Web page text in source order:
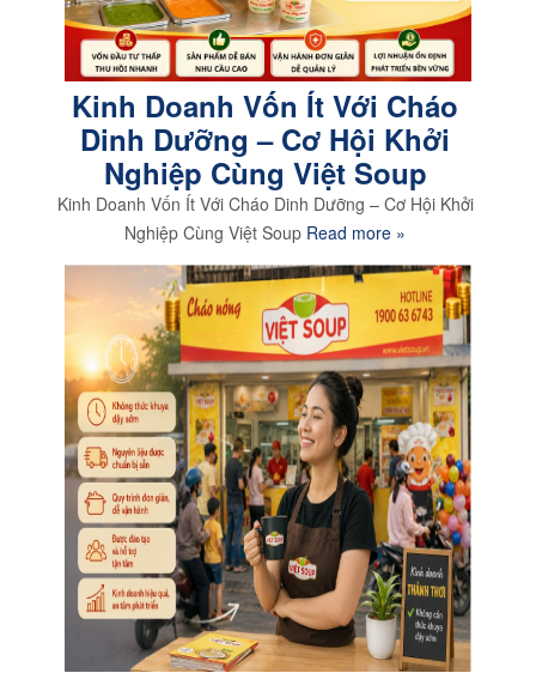
Kinh Doanh Vốn Ít Với Cháo
Dinh Dưỡng – Cơ Hội Khởi
Nghiệp Cùng Việt Soup
Kinh Doanh Vốn Ít Với Cháo Dinh Dưỡng – Cơ Hội Khởi
Nghiệp Cùng Việt Soup Read more »